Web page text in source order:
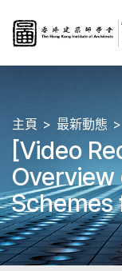
主頁 最新動態
[Video
Overview
Schemes
Industry
Area